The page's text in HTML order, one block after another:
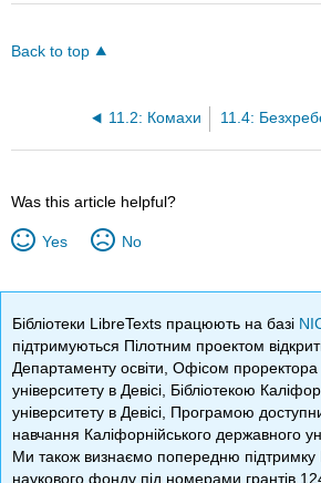
Back to top
11.2: Комахи
Was this article helpful?
Yes No
Бібліотеки LibreTexts працюють на базі
підтримуються Пілотним проектом
Департаменту освіти, Офісом проректора
університету в Девісі, Бібліотекою
університету в Девісі, Програмою
навчання Каліфорнійського державного
Ми також визнаємо попередню підтримку
наукового фонду під номерами грантів